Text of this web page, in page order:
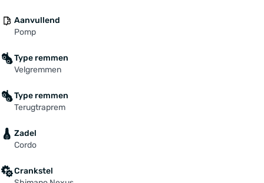
Aanvullend
Pomp
Type remmen
Velgremmen
Type remmen
Terugtraprem
Zadel
Cordo
Crankstel